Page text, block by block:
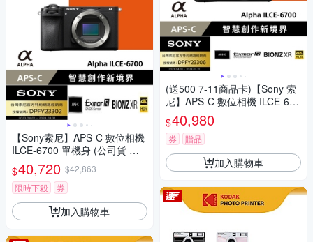
【Sony索尼】APS-C 數位相機
ILCE-6700 單機身 (公司貨 保
固18+6個月)
$40,720 $42,863
限時下殺
券
加入購物車
(送500 7-11商品卡)【Sony 索
尼】APS-C 數位相機 ILCE-670
0 單機身 (公司貨 保固18+6個
月)
$40,980
券 贈品
加入購物車